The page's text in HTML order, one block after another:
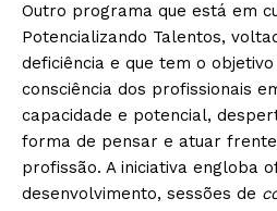
Outro programa que está em
Potencializando Talentos,
deficiência e que tem o
consciência dos profissionais
capacidade e potencial,
forma de pensar e atuar
profissão. A iniciativa engloba
desenvolvimento, sessões de